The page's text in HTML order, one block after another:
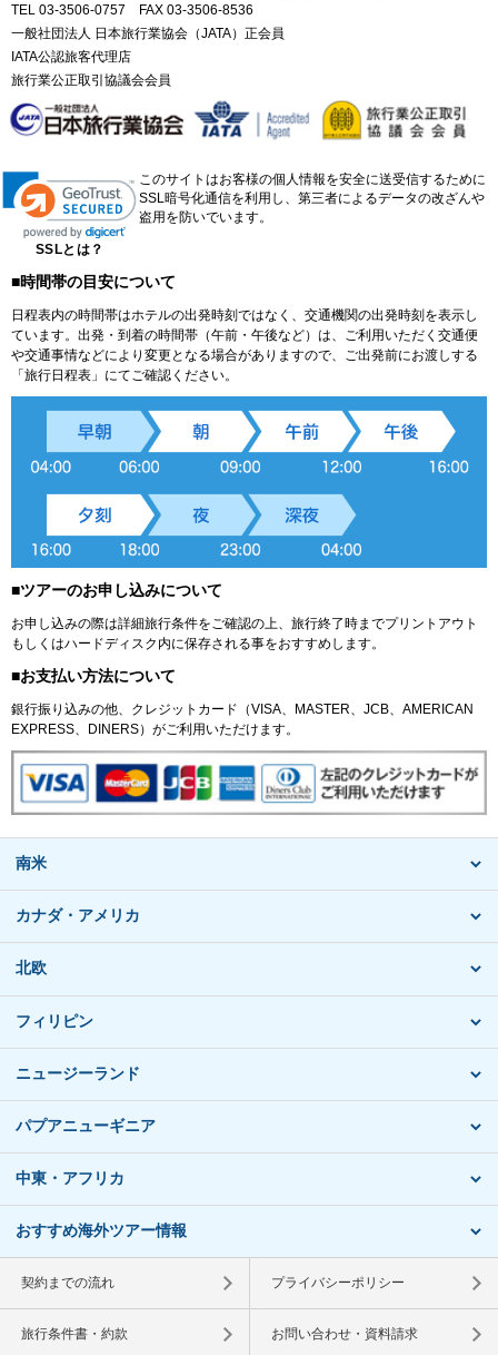
TEL 03-3506-0757 FAX 03-3506-8536
一般社団法人 日本旅行業協会（JATA）正会員
IATA公認旅客代理店
旅行業公正取引協議会会員
SSLとは？
このサイトはお客様の個人情報を安全に送受信するために
SSL暗号化通信を利用し、第三者によるデータの改ざんや
盗用を防いでいます。
■時間帯の目安について
日程表内の時間帯はホテルの出発時刻ではなく、交通機関の出発時刻を表示し
ています。出発・到着の時間帯（午前・午後など）は、ご利用いただく交通便
や交通事情などにより変更となる場合がありますので、ご出発前にお渡しする
「旅行日程表」にてご確認ください。
■ツアーのお申し込みについて
お申し込みの際は詳細旅行条件をご確認の上、旅行終了時までプリントアウト
もしくはハードディスク内に保存される事をおすすめします。
■お支払い方法について
銀行振り込みの他、クレジットカード（VISA、MASTER、JCB、AMERICAN
EXPRESS、DINERS）がご利用いただけます。
南米
カナダ・アメリカ
北欧
フィリピン
ニュージーランド
パプアニューギニア
中東・アフリカ
おすすめ海外ツアー情報
契約までの流れ プライバシーポリシー
旅行条件書・約款 お問い合わせ・資料請求